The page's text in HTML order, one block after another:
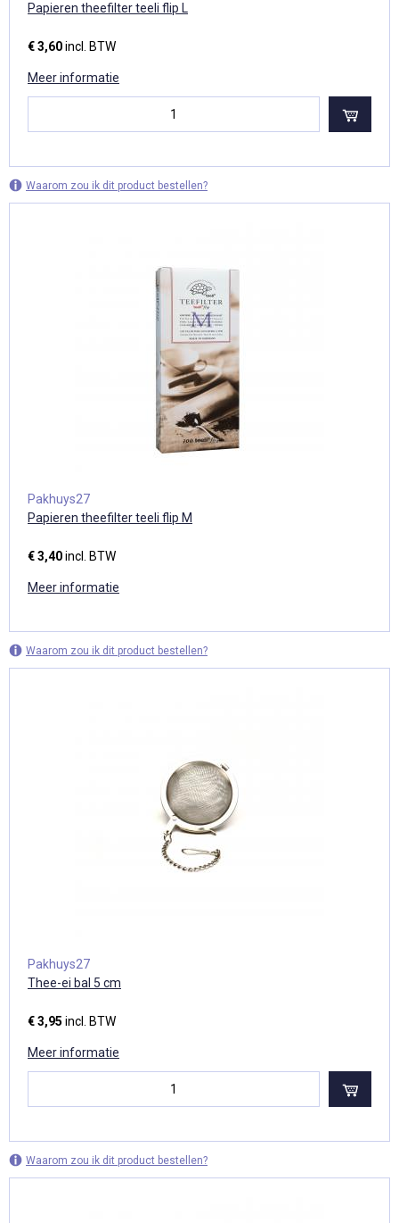
Papieren theefilter teeli flip L
€ 3,60incl. BTW
Meer informatie
Waarom zou ik dit product bestellen?
Pakhuys27
Papieren theefilter teeli flip M
€ 3,40incl. BTW
Meer informatie
Waarom zou ik dit product bestellen?
Pakhuys27
Thee-ei bal 5 cm
€ 3,95 incl. BTW
Meer informatie
Waarom zou ik dit product bestellen?